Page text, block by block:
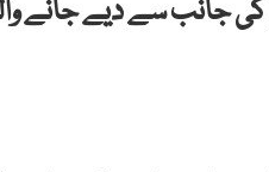
کی جانب سے دیے جانے